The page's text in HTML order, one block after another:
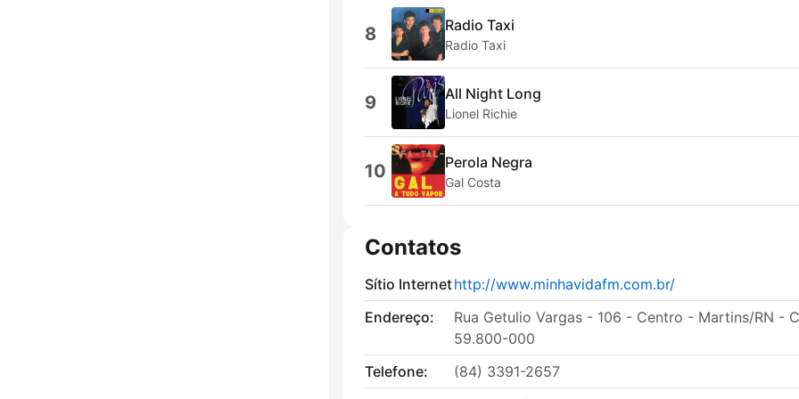
8 Radio Taxi
Radio Taxi
9 All Night Long
Lionel Richie
10 Perola Negra
Gal Costa
Contatos
Sítio Internethttp://www.minhavidafm.com.br/
Endereço:
Rua Getulio Vargas - 106 - Centro - Martins/RN -
59.800-000
Telefone:
(84) 3391-2657